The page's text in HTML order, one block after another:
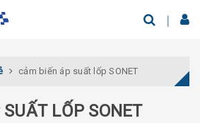
cảm biến áp suất lốp SONET
LỐP SONET